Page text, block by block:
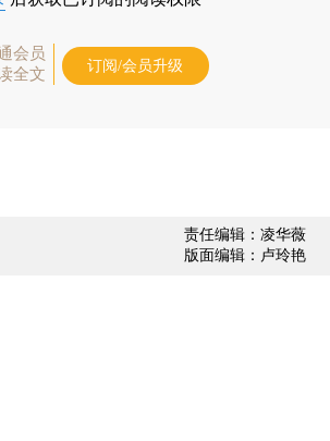
会员
全文
订阅/会员升级
责任编辑：凌华薇
版面编辑：卢玲艳